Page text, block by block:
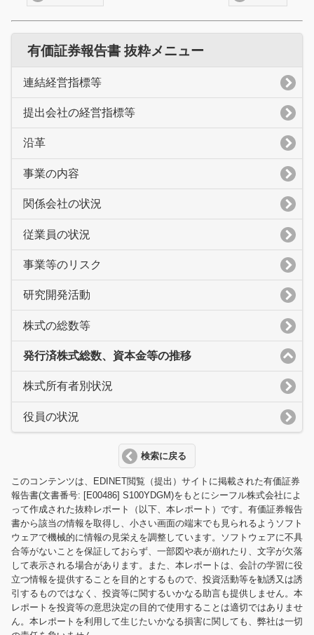
有価証券報告書 抜粋メニュー
連結経営指標等
提出会社の経営指標等
沿革
事業の内容
関係会社の状況
従業員の状況
事業等のリスク
研究開発活動
株式の総数等
発行済株式総数、資本金等の推移
株式所有者別状況
役員の状況
検索に戻る
このコンテンツは、EDINET閲覧（提出）サイトに掲載された有価証券
報告書(文書番号: [E00486] S100YDGM)をもとにシーフル株式会社によ
って作成された抜粋レポート（以下、本レポート）です。有価証券報告
書から該当の情報を取得し、小さい画面の端末でも見られるようソフト
ウェアで機械的に情報の見栄えを調整しています。ソフトウェアに不具
合等がないことを保証しておらず、一部図や表が崩れたり、文字が欠落
して表示される場合があります。また、本レポートは、会計の学習に役
立つ情報を提供することを目的とするもので、投資活動等を勧誘又は誘
引するものではなく、投資等に関するいかなる助言も提供しません。本
レポートを投資等の意思決定の目的で使用することは適切ではありませ
ん。本レポートを利用して生じたいかなる損害に関しても、弊社は一切